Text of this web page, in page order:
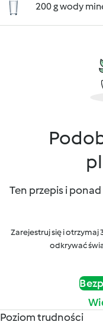
200 g wody
Ten przepis i
Zarejestruj się i otrzymaj
odkrywać
Poziom trudności